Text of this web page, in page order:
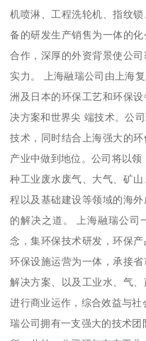
机喷淋、工程洗轮机、指纹
备的研发生产销售为一体的
合作，深厚的外资背景使公
实力。 上海融瑞公司由上海
洲及日本的环保工艺和环保
决方案和世界尖 端技术。公
技术，同时结合上海强大的
产业中做到地位。公司将以
种工业废水废气、大气、矿
程以及基础建设等领域的海
的解决之道。 上海融瑞公司
念，集环保技术研发，环保
环保设施运营为一体，承接
解决方案、以及工业水、气
进行商业运作，综合效益与
瑞公司拥有一支强大的技术